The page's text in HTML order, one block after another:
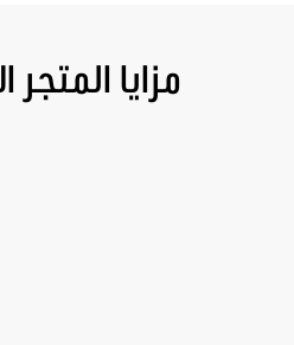
مزايا المتجر